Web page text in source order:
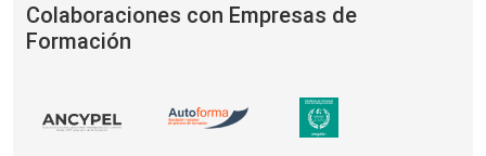
Colaboraciones con Empresas de
Formación